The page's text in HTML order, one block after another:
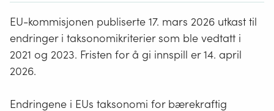
EU-kommisjonen publiserte 17. mars 2026 utkast til
endringer i taksonomikriterier som ble vedtatt i
2021 og 2023. Fristen for å gi innspill er 14. april
2026.
Endringene i EUs taksonomi for bærekraftig